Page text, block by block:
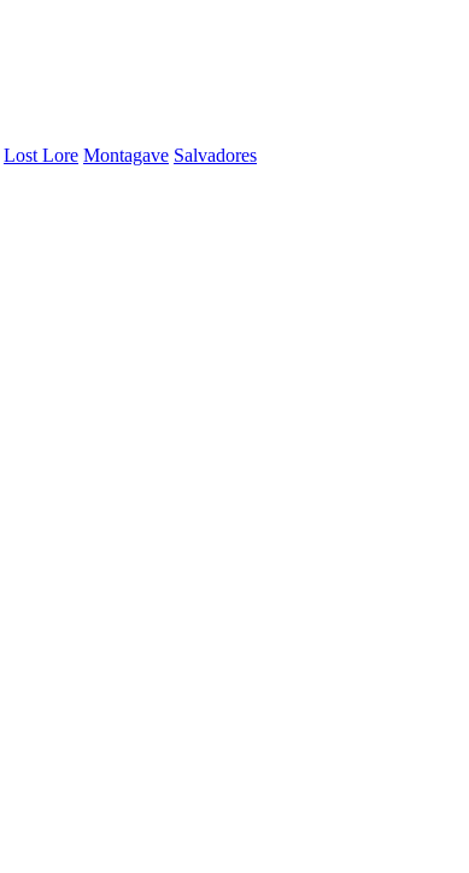
Lost Lore Montagave Salvadores